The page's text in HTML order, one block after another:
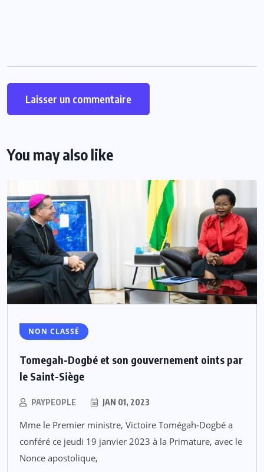
You may also like
NON CLASSÉ
Tomegah-Dogbé et son gouvernement oints par
le Saint-Siège
PAYPEOPLE JAN 01, 2023
Mme le Premier ministre, Victoire Tomégah-Dogbé a
conféré ce jeudi 19 janvier 2023 à la Primature, avec le
Nonce apostolique,